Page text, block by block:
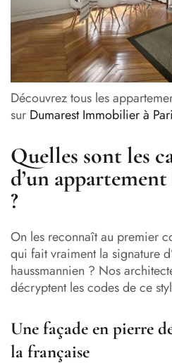
Découvrez tous les
sur Dumarest Immobilier à
Quelles sont les
d’un
?
On les reconnaît au premier
qui fait vraiment la signature
haussmannien ? Nos
décryptent les codes de ce
Une façade en pierre
la française